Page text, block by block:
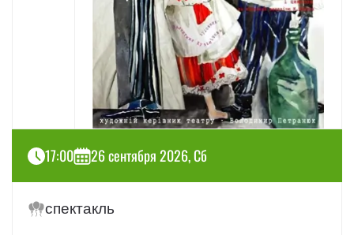
17:00 26 сентября 2026, Сб
спектакль